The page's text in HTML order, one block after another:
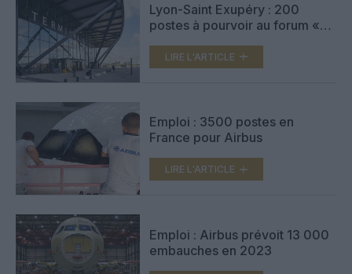
Lyon-Saint Exupéry : 200
postes à pourvoir au forum «
LIRE L'ARTICLE
Emploi : 3500 postes en
France pour Airbus
LIRE L'ARTICLE
Emploi : Airbus prévoit 13 000
embauches en 2023